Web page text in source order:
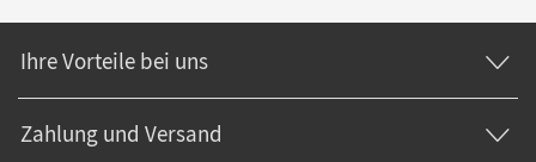
Ihre Vorteile bei uns
Zahlung und Versand